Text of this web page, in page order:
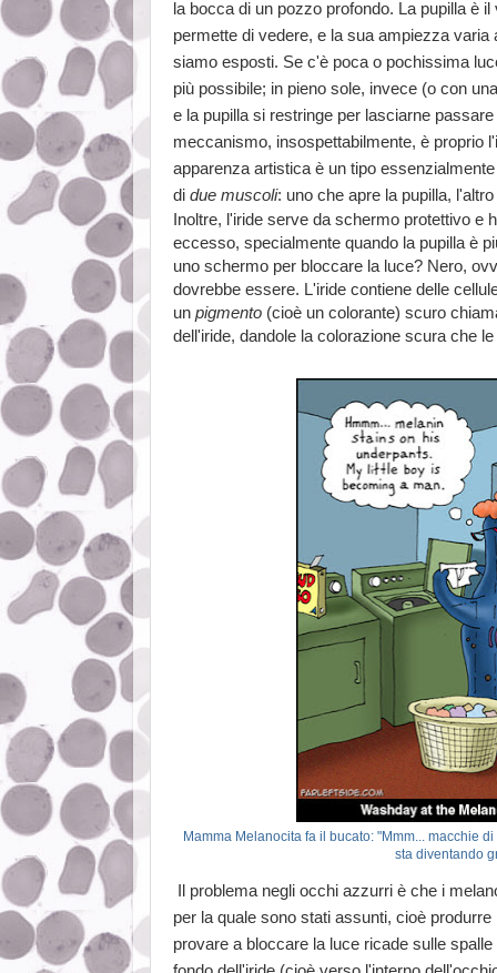
la bocca di un pozzo profondo. La pupilla è
permette di vedere, e la sua ampiezza
siamo esposti. Se c'è poca o pochissima
più possibile; in pieno sole, invece (o con
e la pupilla si restringe per lasciarne
meccanismo, insospettabilmente, è proprio
apparenza artistica è un tipo
di due muscoli: uno che apre la pupilla,
Inoltre, l'iride serve da schermo protettivo e
eccesso, specialmente quando la pupilla è
uno schermo per bloccare la luce? Nero,
dovrebbe essere. L'iride contiene delle
un pigmento (cioè un colorante) scuro
dell'iride, dandole la colorazione scura che
Mamma Melanocita fa il bucato: "Mmm... macchie
sta diventando
Il problema negli occhi azzurri è che i
per la quale sono stati assunti, cioè
provare a bloccare la luce ricade sulle